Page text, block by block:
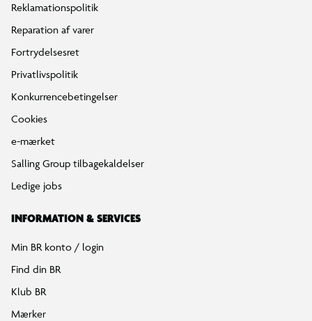
Reklamationspolitik
Reparation af varer
Fortrydelsesret
Privatlivspolitik
Konkurrencebetingelser
Cookies
e-mærket
Salling Group tilbagekaldelser
Ledige jobs
INFORMATION & SERVICES
Min BR konto / login
Find din BR
Klub BR
Mærker